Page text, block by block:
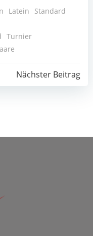
Latein
Standard
Turnier
Nächster Beitrag